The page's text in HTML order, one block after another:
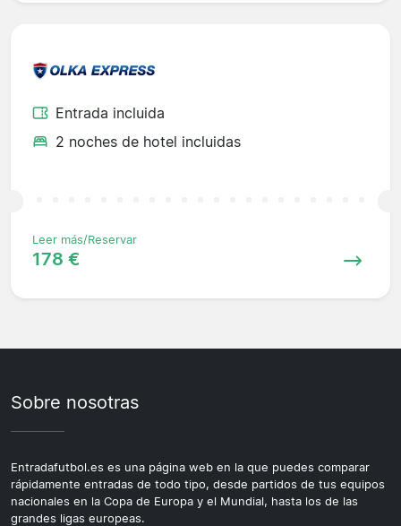
Entrada incluida
2 noches de hotel incluidas
Leer más/Reservar
178 €
Sobre nosotras
Entradafutbol.es es una página web en la que puedes comparar
rápidamente entradas de todo tipo, desde partidos de tus equipos
nacionales en la Copa de Europa y el Mundial, hasta los de las
grandes ligas europeas.